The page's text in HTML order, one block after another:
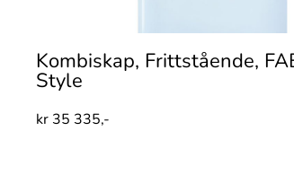
Kombiskap, Frittstående,
Style
kr 35 335,-